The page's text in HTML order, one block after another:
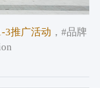
3推广活动 ，#品牌